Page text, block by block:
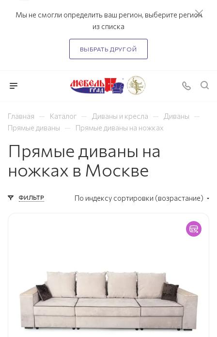
Мы не смогли определить ваш регион, выберите регион
из списка
ВЫБРАТЬ ДРУГОЙ
Главная — Каталог — Диваны и кресла — Диваны —
Прямые диваны — Прямые диваны на ножках
Прямые диваны на
ножках в Москве
ФИЛЬТР По индексу сортировки (возрастание)